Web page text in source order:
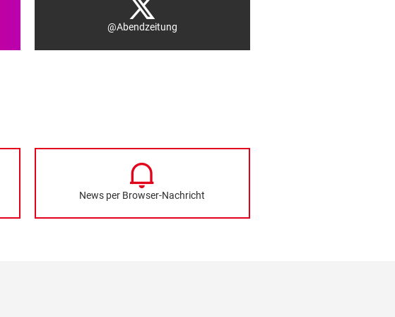
@Abendzeitung
News per Browser-Nachricht